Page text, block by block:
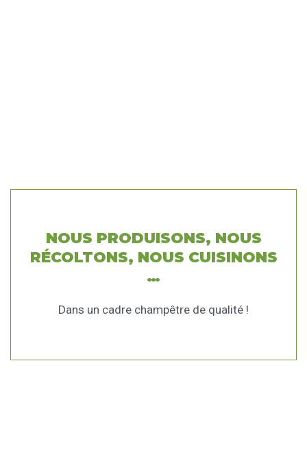
NOUS PRODUISONS, NOUS
RÉCOLTONS, NOUS CUISINONS
…
Dans un cadre champêtre de qualité !